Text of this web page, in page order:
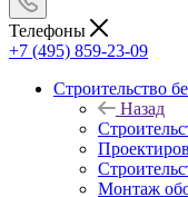
Телефоны
+7 (495) 859-23-09
Строительство
Назад
Монтаж